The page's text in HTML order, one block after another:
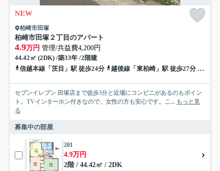
NEW
柏崎市田塚
柏崎市田塚２丁目のアパート
4.9万円 管理/共益費4,200円
44.42㎡ (2DK) /築33年 /2階建
信越本線「茨目」駅 徒歩24分
越後線「東柏崎」駅 徒歩27分 越後
セブンイレブン 田塚店まで徒歩3分と近場にコンビニがあるのもポイン
ト。TVインターホン付きなので、女性の方も安心です。こ... もっと見
る
募集中の部屋
201
4.9万円
2階 / 44.42㎡ / 2DK